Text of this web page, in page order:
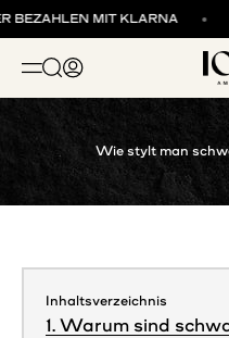
BEZAHLEN MIT KLARNA
NAVIGATIONSMENÜ
Suche öffnen
Kundenkontoseite öffnen
Wie stylt man
Inhaltsverzeichnis
1. Warum sind